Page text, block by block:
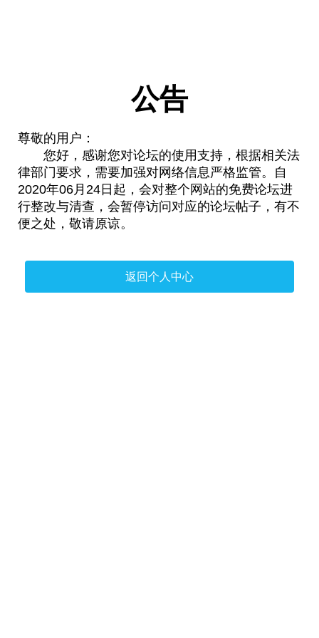
公告
尊敬的用户：
您好，感谢您对论坛的使用支持，根据相关法
律部门要求，需要加强对网络信息严格监管。自
2020年06月24日起，会对整个网站的免费论坛进
行整改与清查，会暂停访问对应的论坛帖子，有不
便之处，敬请原谅。
返回个人中心